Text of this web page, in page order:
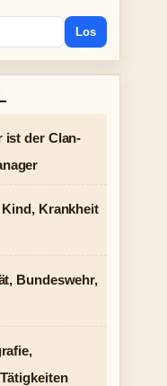
Los
ist der Clan-
Krankheit
Bundeswehr,